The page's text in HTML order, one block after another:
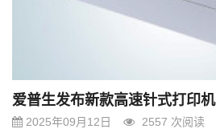
爱普生发布新款高速针式打印机
2025年09月12日
2557 次阅读